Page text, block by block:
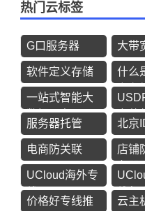
热门云标签
G口服务器 大带
软件定义存储
SDS
什么
义存
一站式智能大
数据平台
USDP免费版
安装
服务器托管 北京
电商防关联
店铺
务器
UCloud海外专
线
线怎
价格好专线推
云主